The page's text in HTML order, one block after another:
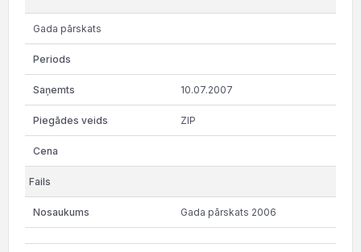
Gada pārskats
10.07.2007
ZIP
Gada pārskats 2006